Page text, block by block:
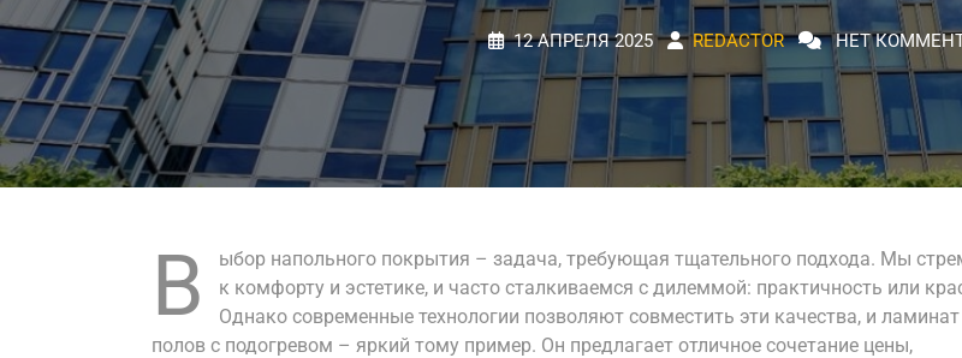
12 АПРЕЛЯ 2025 REDACTOR НЕТ
В
ыбор напольного покрытия – задача, требующая тщательного подхода. Мы
к комфорту и эстетике, и часто сталкиваемся с дилеммой: практичность или
Однако современные технологии позволяют совместить эти качества, и
полов с подогревом – яркий тому пример. Он предлагает отличное сочетание цены,